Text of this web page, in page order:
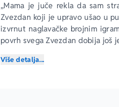
„Mama je juče rekla da sam
Zvezdan koji je upravo ušao u
izvrnut naglavačke brojnim
povrh svega Zvezdan dobija još
Kako preboleti ljubav svog života?
Više detalja...